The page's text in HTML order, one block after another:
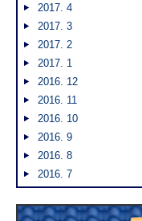
2017. 4
2017. 3
2017. 2
2017. 1
2016. 12
2016. 11
2016. 10
2016. 9
2016. 8
2016. 7